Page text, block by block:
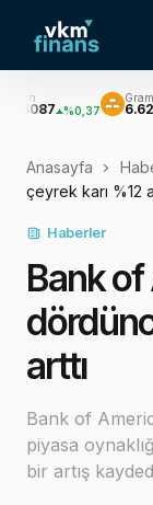
%0,37
Gram Altın
6.623,92
Anasayfa
çeyrek karı %12
Haberler
Bank of
arttı
Bank of
piyasa
bir artış